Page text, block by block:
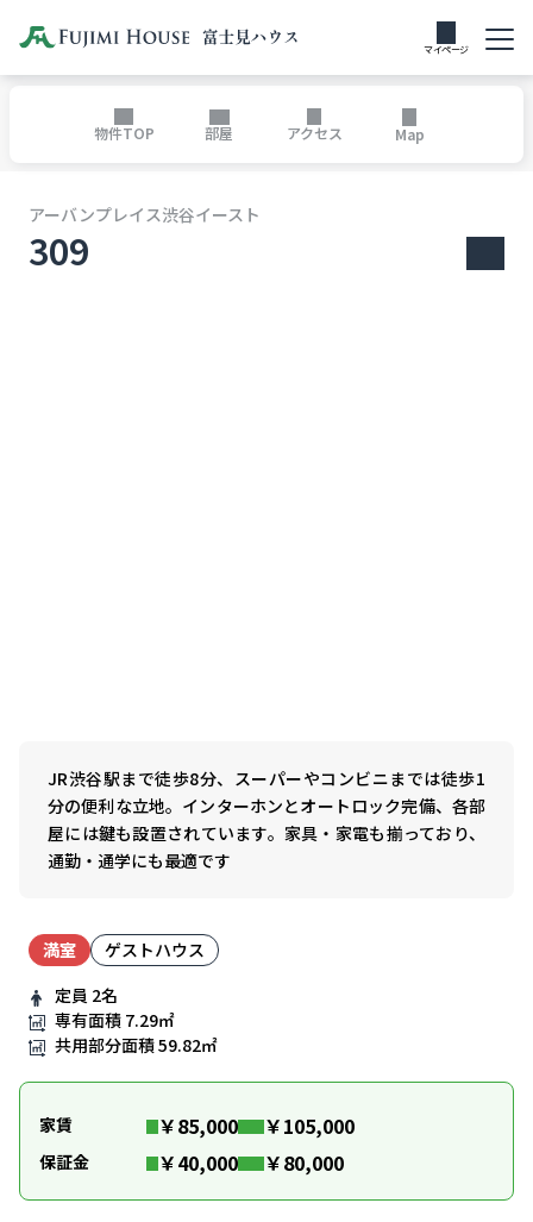
マイページ
物件TOP 部屋 アクセス Map
アーバンプレイス渋谷イースト
309
JR渋谷駅まで徒歩8分、スーパーやコンビニまでは徒歩1
分の便利な立地。インターホンとオートロック完備、各部
屋には鍵も設置されています。家具・家電も揃っており、
通勤・通学にも最適です
満室
ゲストハウス
定員 2名
専有面積 7.29㎡
共用部分面積59.82㎡
家賃 ￥85,000 ￥105,000
保証金 ￥40,000 ￥80,000